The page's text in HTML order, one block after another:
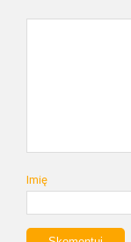
Imię